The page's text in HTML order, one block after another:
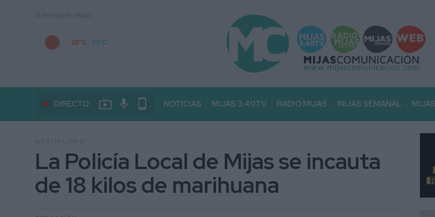
28°C 24°C
DIRECTO live_tv mic phone_android NOTICIAS MIJAS 3.40TV RADIO MIJAS MIJAS SEMANAL
La Policía Local de Mijas se incauta
de 18 kilos de marihuana